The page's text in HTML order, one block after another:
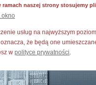
ramach naszej strony stosujemy
okno
usług na najwyższym
że będą one
w polityce prywatności.